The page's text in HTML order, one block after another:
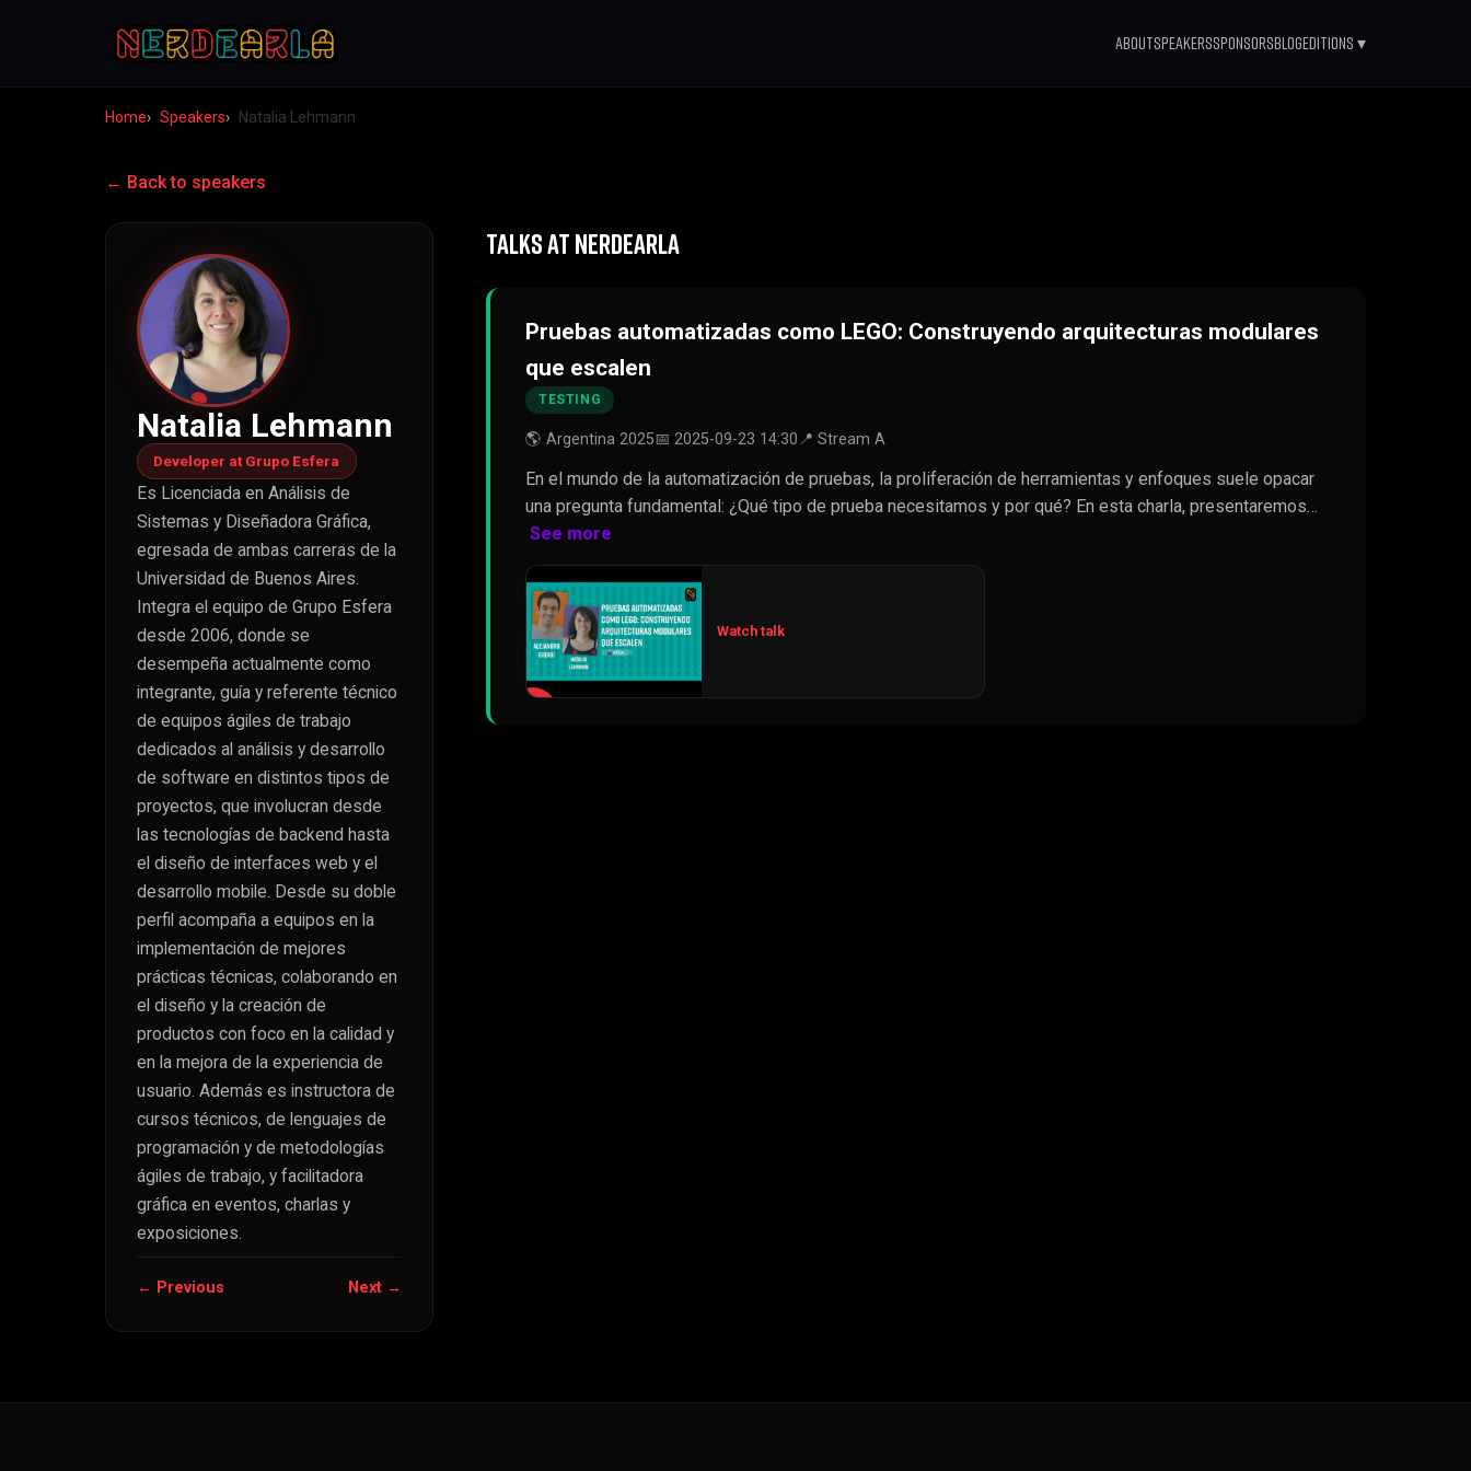
AboutSpeakersSponsorsBlogEditions ▾
Home Speakers Natalia Lehmann
← Back to speakers
Natalia Lehmann
Developer at Grupo Esfera
Es Licenciada en Análisis de
Sistemas y Diseñadora Gráfica,
egresada de ambas carreras de la
Universidad de Buenos Aires.
Integra el equipo de Grupo Esfera
desde 2006, donde se
desempeña actualmente como
integrante, guía y referente técnico
de equipos ágiles de trabajo
dedicados al análisis y desarrollo
de software en distintos tipos de
proyectos, que involucran desde
las tecnologías de backend hasta
el diseño de interfaces web y el
desarrollo mobile. Desde su doble
perfil acompaña a equipos en la
implementación de mejores
prácticas técnicas, colaborando en
el diseño y la creación de
productos con foco en la calidad y
en la mejora de la experiencia de
usuario. Además es instructora de
cursos técnicos, de lenguajes de
programación y de metodologías
ágiles de trabajo, y facilitadora
gráfica en eventos, charlas y
exposiciones.
← Previous Next →
TALKS AT NERDEARLA
Pruebas automatizadas como LEGO: Construyendo arquitecturas modulares
que escalen
TESTING
🌎 Argentina 2025📅 2025-09-23 14:30📍 Stream A
En el mundo de la automatización de pruebas, la proliferación de herramientas y enfoques suele opacar
una pregunta fundamental: ¿Qué tipo de prueba necesitamos y por qué? En esta charla, presentaremos…
See more
Watch talk